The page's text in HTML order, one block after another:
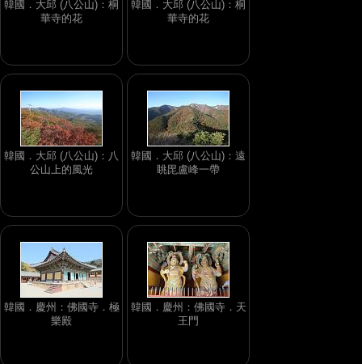
韓國．大邱 (八公山)：桐
華寺的花
韓國．大邱 (八公山)：桐
華寺的花
韓國．大邱 (八公山)：八
公山上的風光
韓國．大邱 (八公山)：遠
眺毘盧峰一帶
韓國．慶州：佛國寺．極
樂殿
韓國．慶州：佛國寺．天
王門